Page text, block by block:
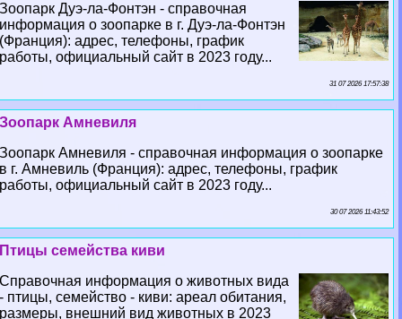
Зоопарк Дуэ-ла-Фонтэн - справочная
информация о зоопарке в г. Дуэ-ла-Фонтэн
(Франция): адрес, телефоны, график
работы, официальный сайт в 2023 году...
31 07 2026 17:57:38
Зоопарк Амневиля
Зоопарк Амневиля - справочная информация о зоопарке
в г. Амневиль (Франция): адрес, телефоны, график
работы, официальный сайт в 2023 году...
30 07 2026 11:43:52
Птицы семейства киви
Справочная информация о животных вида
- птицы, семейство - киви: ареал обитания,
размеры, внешний вид животных в 2023